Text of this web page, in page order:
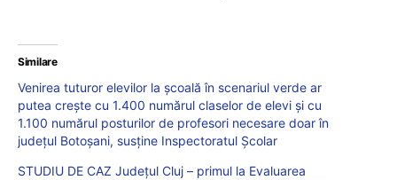
Similare
Venirea tuturor elevilor la școală în scenariul verde ar
putea crește cu 1.400 numărul claselor de elevi și cu
1.100 numărul posturilor de profesori necesare doar în
județul Botoșani, susține Inspectoratul Școlar
STUDIU DE CAZ Județul Cluj – primul la Evaluarea